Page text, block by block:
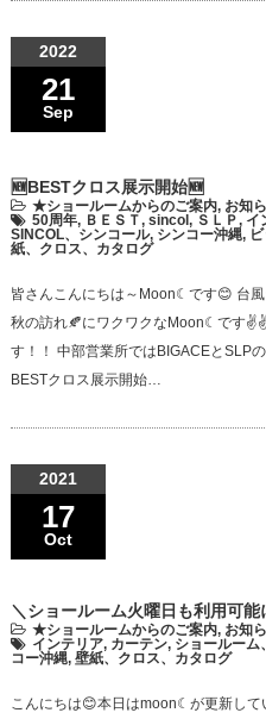
2022
21
Sep
🆕BESTクロス展示開始🆕
★ショールームからのご案内, お知
50周年, ＢＥＳＴ, sincol, ＳＬＰ, イ
SINCOL、シンコール, シンコー沖縄,
紙、クロス、カタログ
皆さんこんにちは～Moon☾です😊 台
秋の訪れ🍂にワクワクなMoon☾です
す！！ 中部営業所ではBIGACEとSLP
BESTクロス展示開始…
2021
17
Oct
＼ショールーム火曜日も利用可能
★ショールームからのご案内, お知
インテリア, カーテン, ショールーム
コー沖縄, 壁紙、クロス、カタログ
こんにちは😊本日はmoon☾が更新し